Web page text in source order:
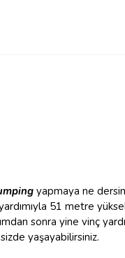
yapmaya ne
51 metre
sonra yine vinç
yaşayabilirsiniz.